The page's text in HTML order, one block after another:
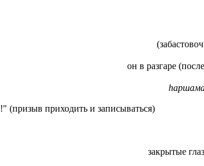
он в разгаре
(призыв приходить и записываться)
закрытые